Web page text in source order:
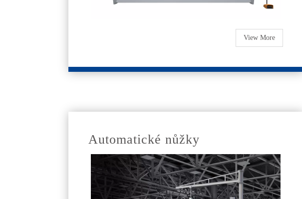
View More
Automatické nůžky